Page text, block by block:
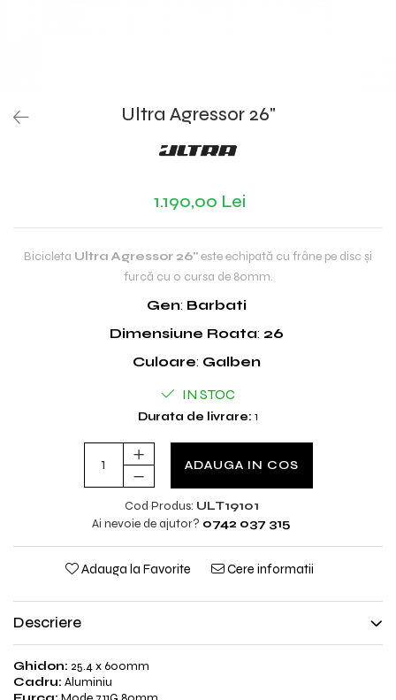
Ultra Agressor 26"
1.190,00 Lei
Bicicleta Ultra Agressor 26"este echipată cu frâne pe disc și
furcă cu o cursa de 80mm.
Gen: Barbati
Dimensiune Roata: 26
Culoare: Galben
IN STOC
Durata de livrare: 1
ADAUGA IN COS
Cod Produs: ULT19101
Ai nevoie de ajutor? 0742 037 315
Adauga la Favorite Cere informatii
Descriere
Ghidon: 25.4 x 600mm
Cadru: Aluminiu